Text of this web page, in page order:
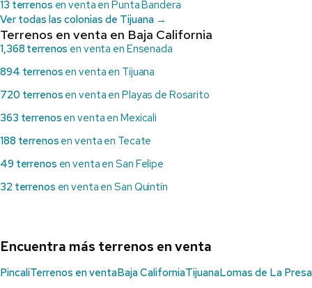
13 terrenos en venta en Punta Bandera
Ver todas las colonias de Tijuana →
Terrenos en venta en Baja California
1,368 terrenos en venta en Ensenada
894 terrenos en venta en Tijuana
720 terrenos en venta en Playas de Rosarito
363 terrenos en venta en Mexicali
188 terrenos en venta en Tecate
49 terrenos en venta en San Felipe
32 terrenos en venta en San Quintín
Encuentra más terrenos en venta
PincaliTerrenos en ventaBaja CaliforniaTijuanaLomas de La Presa